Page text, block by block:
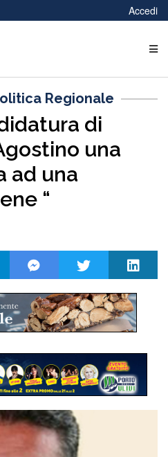
Accedi
Regionale
di
una
ad una
“